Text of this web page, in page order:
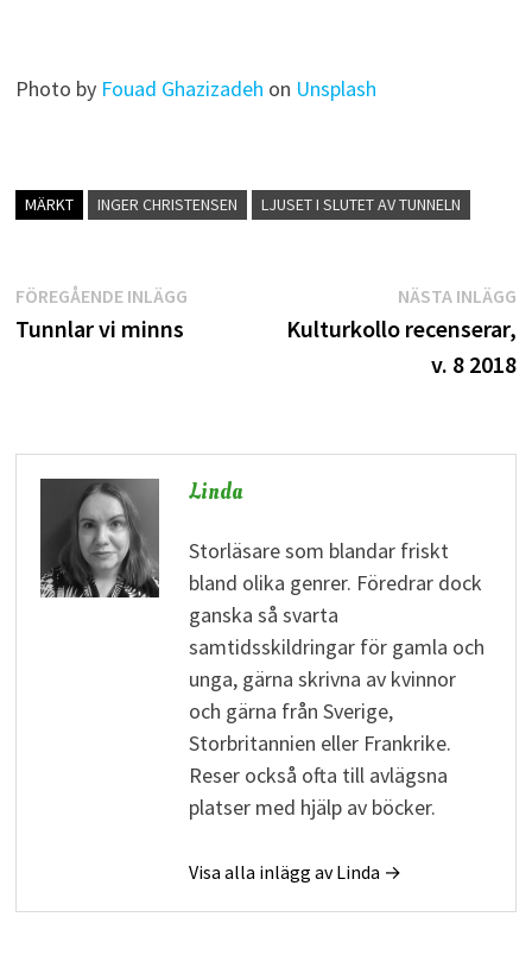
Photo by Fouad Ghazizadeh on Unsplash
MÄRKT INGER CHRISTENSEN LJUSET I SLUTET AV TUNNELN
Inläggsnavigering
FÖREGÅENDE INLÄGGFöregående
Tunnlar vi minns
NÄSTA INLÄGG
Kulturkollo recenserar,
v. 8 2018
Linda
Storläsare som blandar friskt
bland olika genrer. Föredrar dock
ganska så svarta
samtidsskildringar för gamla och
unga, gärna skrivna av kvinnor
och gärna från Sverige,
Storbritannien eller Frankrike.
Reser också ofta till avlägsna
platser med hjälp av böcker.
Visa alla inlägg av Linda →